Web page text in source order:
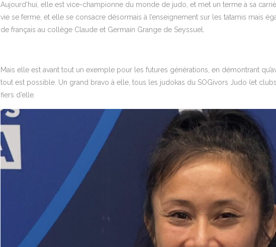
Aujourd’hui, elle est vice-championne du monde de judo, et met un terme à sa
vie se ferme, et elle se consacre désormais à l’enseignement sur les tatamis mais
de français au collège Claude et Germain Grange de Seyssuel.
Mais elle est avant tout un exemple pour les futures générations, en démontrant
tout est possible. Un grand bravo à elle, tous les judokas du SOGivors Judo (et
fiers d’elle.